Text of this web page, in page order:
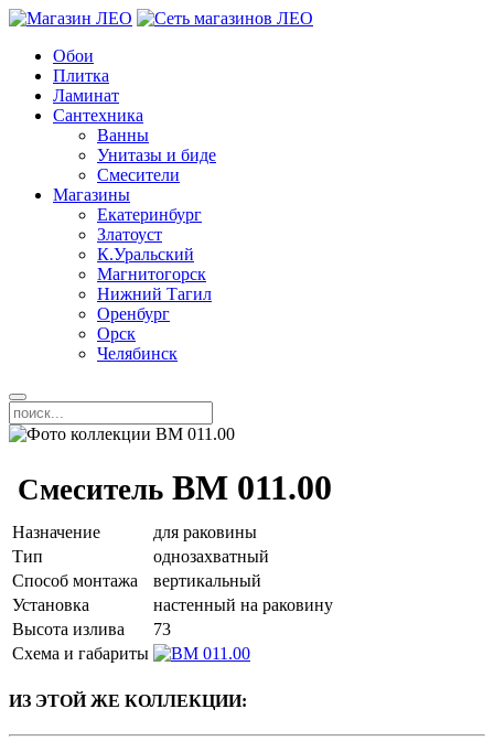
Обои
Плитка
Ламинат
Сантехника
Ванны
Унитазы и биде
Смесители
Магазины
Екатеринбург
Златоуст
К.Уральский
Магнитогорск
Нижний Тагил
Оренбург
Орск
Челябинск
Смеситель BM 011.00
Назначение
для раковины
Тип
однозахватный
Способ монтажа
вертикальный
Установка
настенный на раковину
Высота излива
73
Схема и габариты
ИЗ ЭТОЙ ЖЕ КОЛЛЕКЦИИ: